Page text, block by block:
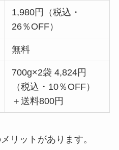
1,980円（税込・
26％OFF）
無料
700g×2袋 4,824円
（税込・10％OFF）
＋送料800円
リットがあります。